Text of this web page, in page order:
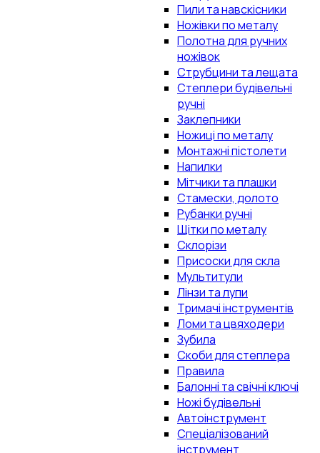
Пили та навскісники
Ножівки по металу
Полотна для ручних
ножівок
Струбцини та лещата
Степлери будівельні
ручні
Заклепники
Ножиці по металу
Монтажні пістолети
Напилки
Мітчики та плашки
Стамески, долото
Рубанки ручні
Щітки по металу
Склорізи
Присоски для скла
Мультитули
Лінзи та лупи
Тримачі інструментів
Ломи та цвяходери
Зубила
Скоби для степлера
Правила
Балонні та свічні ключі
Ножі будівельні
Автоінструмент
Спеціалізований
інструмент